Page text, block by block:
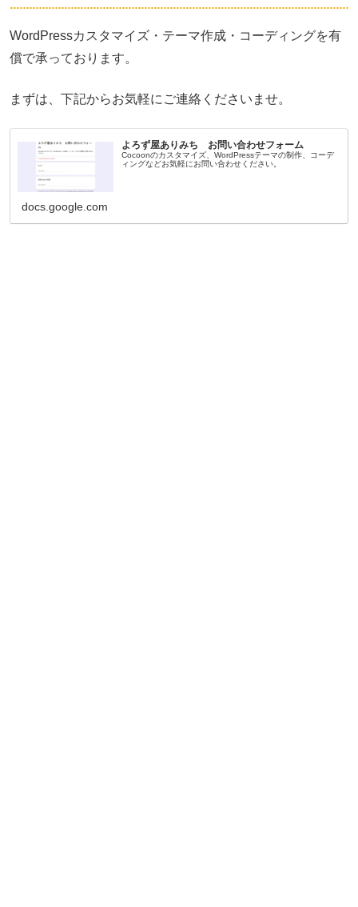
WordPressカスタマイズ・テーマ作成・コーディングを有
償で承っております。
まずは、下記からお気軽にご連絡くださいませ。
よろず屋ありみち お問い合わせフォーム
Cocoonのカスタマイズ、WordPressテーマの制作、コーデ
ィングなどお気軽にお問い合わせください。
docs.google.com